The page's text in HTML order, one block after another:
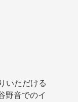
いただける
野音でのイ